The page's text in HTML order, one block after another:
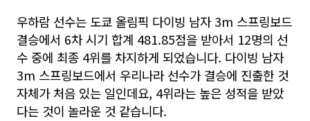
우하람 선수는 도쿄 올림픽 다이빙 남자 3m 스프링보드
결승에서 6차 시기 합계 481.85점을 받아서 12명의 선
수 중에 최종 4위를 차지하게 되었습니다. 다이빙 남자
3m 스프링보드에서 우리나라 선수가 결승에 진출한 것
자체가 처음 있는 일인데요, 4위라는 높은 성적을 받았
다는 것이 놀라운 것 같습니다.